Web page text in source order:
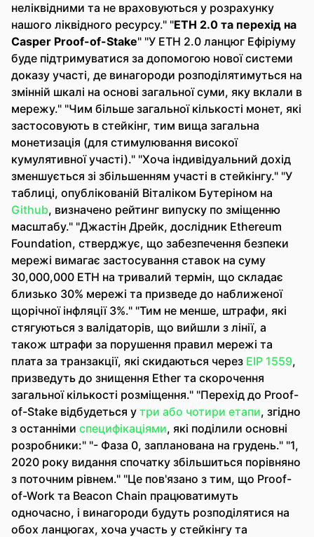
неліквідними та не враховуються у розрахунку
нашого ліквідного ресурсу." "ETH 2.0 та перехід на
Casper Proof-of-Stake" "У ETH 2.0 ланцюг Ефіріуму
буде підтримуватися за допомогою нової системи
доказу участі, де винагороди розподілятимуться на
змінній шкалі на основі загальної суми, яку вклали в
мережу." "Чим більше загальної кількості монет, які
застосовують в стейкінг, тим вища загальна
монетизація (для стимулювання високої
кумулятивної участі)." "Хоча індивідуальний дохід
зменшується зі збільшенням участі в стейкінгу." "У
таблиці, опублікованій Віталіком Бутеріном на
Github, визначено рейтинг випуску по зміщенню
масштабу." "Джастін Дрейк, дослідник Ethereum
Foundation, стверджує, що забезпечення безпеки
мережі вимагає застосування ставок на суму
30,000,000 ETH на тривалий термін, що складає
близько 30% мережі та призведе до наближеної
щорічної інфляції 3%." "Тим не менше, штрафи, які
стягуються з валідаторів, що вийшли з лінії, а
також штрафи за порушення правил мережі та
плата за транзакції, які скидаються через EIP 1559,
призведуть до знищення Ether та скорочення
загальної кількості розміщення." "Перехід до Proof-
of-Stake відбудеться у три або чотири етапи, згідно
з останніми специфікаціями, які поділили основні
розробники:" "- Фаза 0, запланована на грудень." "1,
2020 року видання спочатку збільшиться порівняно
з поточним рівнем." "Це пов'язано з тим, що Proof-
of-Work та Beacon Chain працюватимуть
одночасно, і винагороди будуть розподілятися на
обох ланцюгах, хоча участь у стейкінгу та